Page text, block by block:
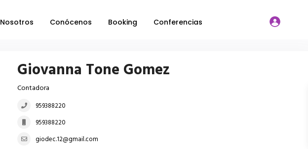
Nosotros Conócenos Booking Conferencias
Giovanna Tone Gomez
Contadora
959388220
959388220
giodec.12@gmail.com